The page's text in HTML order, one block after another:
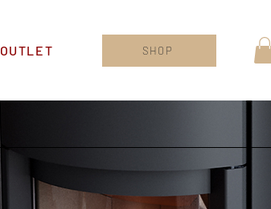
SHOP
OUTLET